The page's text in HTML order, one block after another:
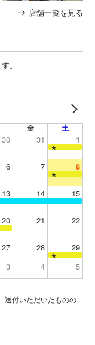
店舗一覧を見る
。
金 土
30 31 1
★
6 7 8
★
13 14 15
20 21 22
27 28 29
★
3 4 5
曜日営業】
送付いただいたものの